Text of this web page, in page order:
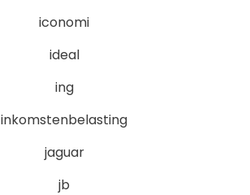
iconomi
ideal
ing
inkomstenbelasting
jaguar
jb